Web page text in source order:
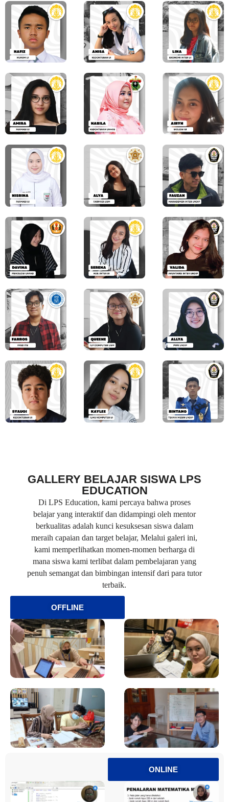
GALLERY BELAJAR SISWA LPS
EDUCATION
Di LPS Education, kami percaya bahwa proses
belajar yang interaktif dan didampingi oleh mentor
berkualitas adalah kunci kesuksesan siswa dalam
meraih capaian dan target belajar, Melalui galeri ini,
kami memperlihatkan momen-momen berharga di
mana siswa kami terlibat dalam pembelajaran yang
penuh semangat dan bimbingan intensif dari para tutor
terbaik.
OFFLINE
ONLINE